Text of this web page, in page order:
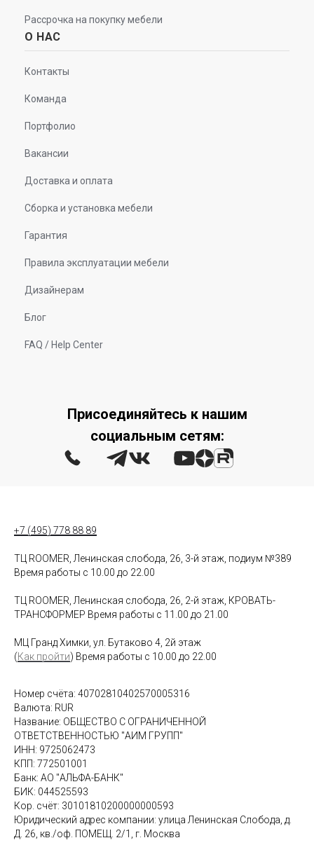
Рассрочка на покупку мебели
О НАС
Контакты
Команда
Портфолио
Вакансии
Доставка и оплата
Сборка и установка мебели
Гарантия
Правила эксплуатации мебели
Дизайнерам
Блог
FAQ / Help Center
Присоединяйтесь к нашим
социальным сетям:
+7 (495) 778 88 89
ТЦ ROOMER, Ленинская слобода, 26, 3-й этаж, подиум №389
Время работы с 10.00 до 22.00
ТЦ ROOMER, Ленинская слобода, 26, 2-й этаж, КРОВАТЬ-
ТРАНСФОРМЕР Время работы с 11.00 до 21.00
МЦ Гранд Химки, ул. Бутаково 4, 2й этаж
(Как пройти) Время работы с 10.00 до 22.00
Номер счёта: 40702810402570005316
Валюта: RUR
Название: ОБЩЕСТВО С ОГРАНИЧЕННОЙ
ОТВЕТСТВЕННОСТЬЮ "АИМ ГРУПП"
ИНН: 9725062473
КПП: 772501001
Банк: АО "АЛЬФА-БАНК"
БИК: 044525593
Кор. счёт: 30101810200000000593
Юридический адрес компании: улица Ленинская Слобода, д.
Д. 26, кв./оф. ПОМЕЩ. 2/1, г. Москва